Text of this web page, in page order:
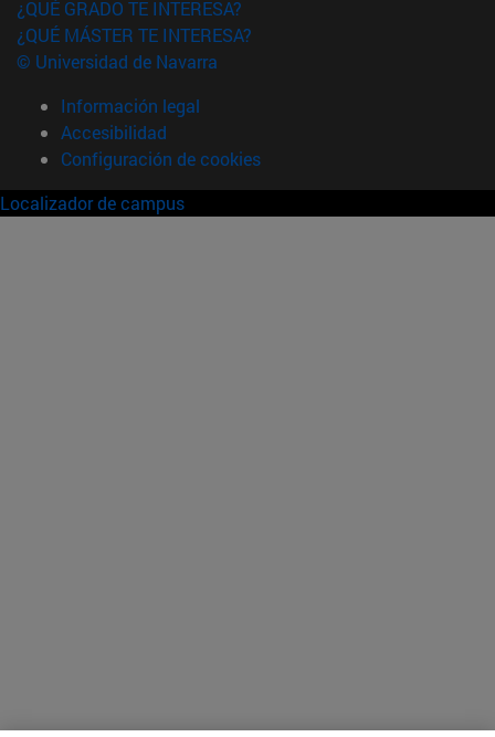
¿QUÉ GRADO TE INTERESA?
¿QUÉ MÁSTER TE INTERESA?
© Universidad de Navarra
Información legal
Accesibilidad
Configuración de cookies
Localizador de campus